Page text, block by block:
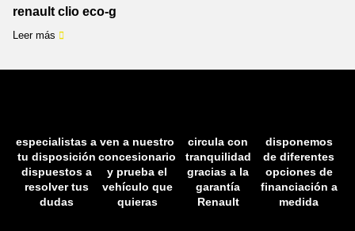
renault clio eco-g
Leer más
especialistas a
tu disposición
dispuestos a
resolver tus
dudas
ven a nuestro
concesionario
y prueba el
vehículo que
quieras
circula con
tranquilidad
gracias a la
garantía
Renault
disponemos
de diferentes
opciones de
financiación a
medida